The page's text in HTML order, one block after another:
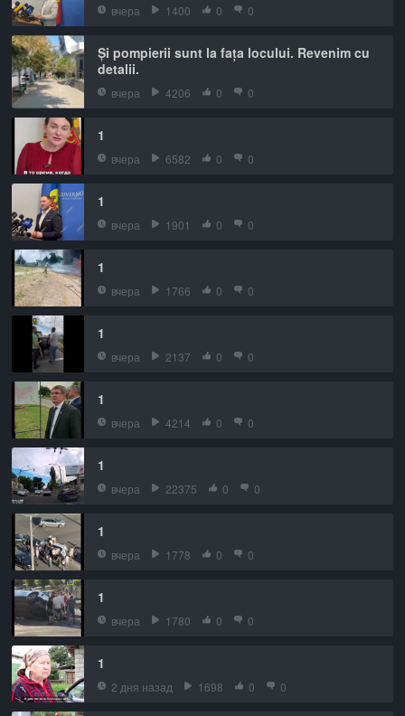
вчера 1400 0 0
Și pompierii sunt la fața locului. Revenim cu
detalii.
вчера 4206 0 0
1
вчера 6582 0 0
1
вчера 1901 0 0
1
вчера 1766 0 0
1
вчера 2137 0 0
1
вчера 4214 0 0
1
вчера 22375 0 0
1
вчера 1778 0 0
1
вчера 1780 0 0
1
2 дня назад 1698 0 0